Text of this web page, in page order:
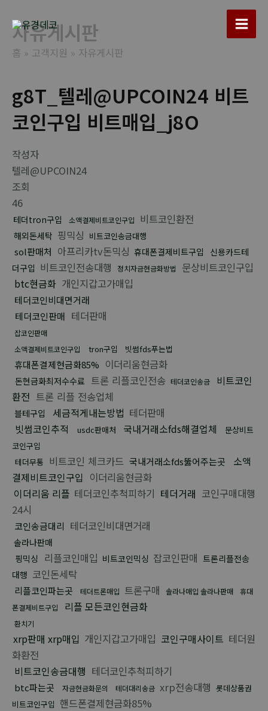
Main
자유게시판
홈 고객지원 자유게시판
g8T_텔레@UPCOIN24 비트
코인구입 비트매입_j8O
작성자
텔레@UPCOIN24
조회
46
테더tron구입 소액결제비트코인구입 비트코인환전
해외돈세탁 핑믹싱 비트코인송금대행
sol판매처 아프리카tv돈믹싱 휴대폰결제비트구입
신용카드테
더구입 비트코인전송대행 정치자금현금화방법
문상비트코인구입
btc현금화 개인지갑고가매입
테더코인비대면거래
테더코인판매 테더판매
잡코인판매
소액결제비트코인구입
tron구입 빗썸fds푸는법
휴대폰결제현금화85% 이더리움현금화
돈현금화최저수수료 트론 리플코인전송 테더코인송금
비트코인
환전 트론 리플 전송업체
블테구입 세금적게내는방법 테더판매
빗썸코인추적
usdc판매처 국내거래소fds해결업체
문상비트
코인구입
테더무통 비트코인 체크카드 국내거래소fds뚫어주는곳
소액
결제비트코인구입 이더리움현금화
이더리움 리플 테더코인추척피하기 테더거래 코인구매대행
24시
코인송금대리 테더코인비대면거래
솔라나판매
핑믹싱 리플코인매입 비트코인믹싱 잡코인판매 트론리플전송
대행 코인돈세탁
리플코인파는곳 테더트론매입 트론구매 솔라나매입 솔라나판매
휴대
폰결제비트구입
리플 모든코인현금화
환치기
xrp판매 xrp매입 개인지갑고가매입 코인구매사이트 테더원
화환전
비트코인송금대행 테더코인추척피하기
btc파는곳 자금현금화문의 테더대리송금 xrp전송대행 롯데상품권
비트코인구입 핸드폰결제현금화85%